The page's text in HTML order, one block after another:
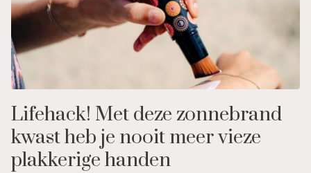
Lifehack! Met deze zonnebrand
kwast heb je nooit meer vieze
plakkerige handen